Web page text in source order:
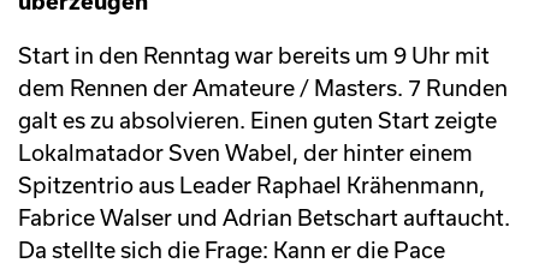
Start in den Renntag war bereits um 9 Uhr mit
dem Rennen der Amateure / Masters. 7 Runden
galt es zu absolvieren. Einen guten Start zeigte
Lokalmatador Sven Wabel, der hinter einem
Spitzentrio aus Leader Raphael Krähenmann,
Fabrice Walser und Adrian Betschart auftaucht.
Da stellte sich die Frage: Kann er die Pace